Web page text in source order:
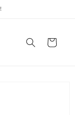
Warenkorb